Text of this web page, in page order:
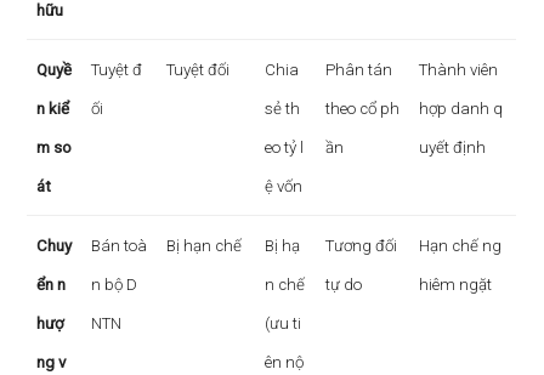
hữu
Quyề
n kiể
m so
át
Tuyệt đ
ối
Tuyệt đối Chia
sẻ th
eo tỷ l
ệ vốn
Phân tán
theo cổ ph
ần
Thành viên
hợp danh q
uyết định
Chuy
ển n
hượ
ng v
Bán toà
n bộ D
NTN
Bị hạn chế Bị hạ
n chế
(ưu ti
ên nộ
Tương đối
tự do
Hạn chế ng
hiêm ngặt